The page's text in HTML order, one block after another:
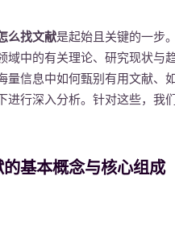
么找文献是起始且关键的一步
域中的有关理论、研究现状与
量信息中如何甄别有用文献、
进行深入分析。针对这些，我
基本概念与核心组成